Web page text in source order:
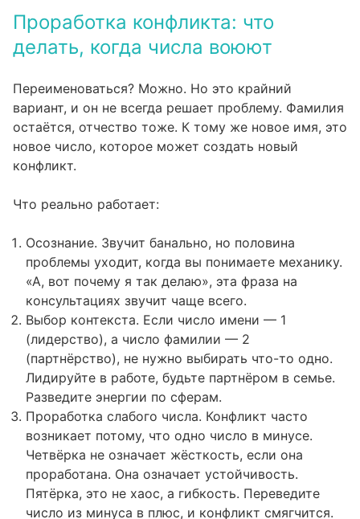
Проработка конфликта: что
делать, когда числа воюют
Переименоваться? Можно. Но это крайний
вариант, и он не всегда решает проблему. Фамилия
остаётся, отчество тоже. К тому же новое имя, это
новое число, которое может создать новый
конфликт.
Что реально работает:
Осознание. Звучит банально, но половина
проблемы уходит, когда вы понимаете механику.
«А, вот почему я так делаю», эта фраза на
консультациях звучит чаще всего.
Выбор контекста. Если число имени — 1
(лидерство), а число фамилии — 2
(партнёрство), не нужно выбирать что-то одно.
Лидируйте в работе, будьте партнёром в семье.
Разведите энергии по сферам.
Проработка слабого числа. Конфликт часто
возникает потому, что одно число в минусе.
Четвёрка не означает жёсткость, если она
проработана. Она означает устойчивость.
Пятёрка, это не хаос, а гибкость. Переведите
число из минуса в плюс, и конфликт смягчится.